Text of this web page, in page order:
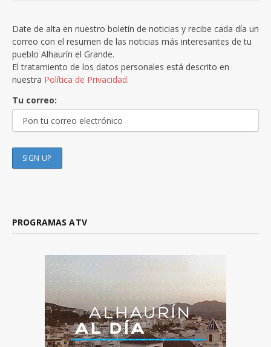
Date de alta en nuestro boletín de noticias y recibe cada día un
correo con el resumen de las noticias más interesantes de tu
pueblo Alhaurín el Grande.
El tratamiento de los datos personales está descrito en
nuestra Política de Privacidad.
Tu correo:
PROGRAMAS ATV